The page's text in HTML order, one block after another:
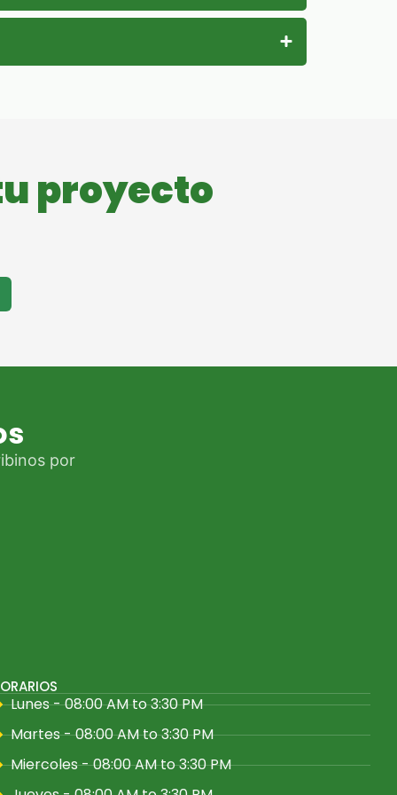
proyecto
por
Lunes - 08:00 AM to 3:30 PM
Martes - 08:00 AM to 3:30 PM
Miercoles - 08:00 AM to 3:30 PM